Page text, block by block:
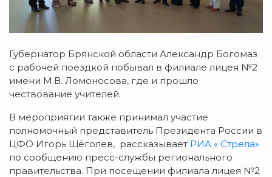
Губернатор Брянской области Александр Богомаз
с рабочей поездкой побывал в филиале лицея №2
имени М.В. Ломоносова, где и прошло
чествование учителей.
В мероприятии также принимал участие
полномочный представитель Президента России в
ЦФО Игорь Щёголев, рассказывает РИА « Стрела»
по сообщению пресс-службы регионального
правительства. При посещении филиала лицея №2